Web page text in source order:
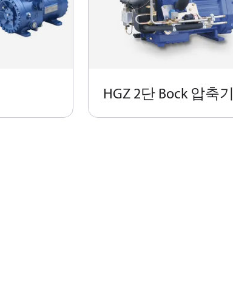
HGZ 2단 Bock 압축기